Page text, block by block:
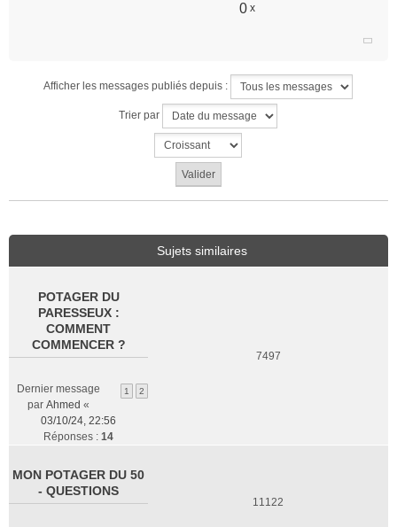
0 x
Afficher les messages publiés depuis :
Trier par
Sujets similaires
POTAGER DU
PARESSEUX :
COMMENT
COMMENCER ?
1 2
Dernier message
par Ahmed «
03/10/24, 22:56
Réponses : 14
7497
MON POTAGER DU 50
- QUESTIONS
11122